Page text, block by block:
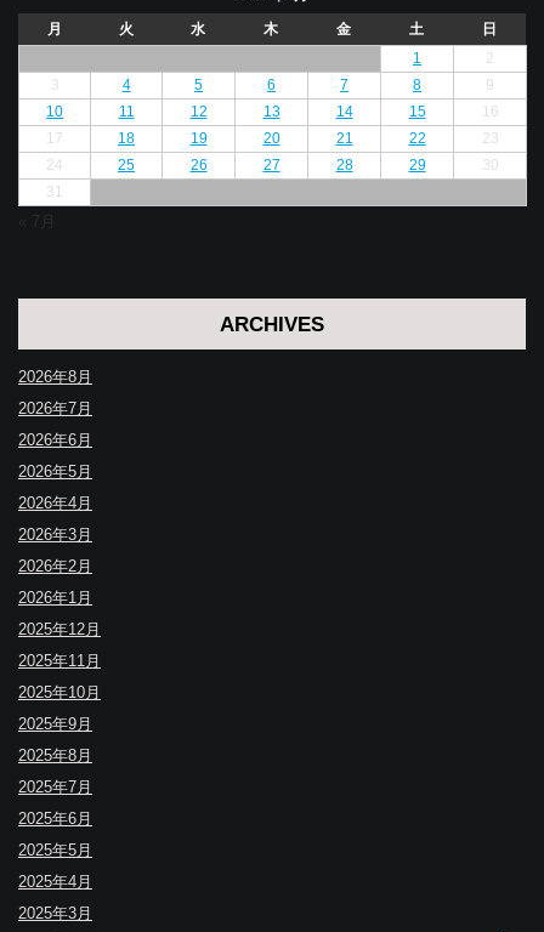
月
火 水 木 金 土
日
1
2
3
4 5 6 7 8
9
10
11 12 13 14 15
16
17
18 19 20 21 22
23
24
25 26 27 28 29
30
31
« 7月
ARCHIVES
2026年8月
2026年7月
2026年6月
2026年5月
2026年4月
2026年3月
2026年2月
2026年1月
2025年12月
2025年11月
2025年10月
2025年9月
2025年8月
2025年7月
2025年6月
2025年5月
2025年4月
2025年3月